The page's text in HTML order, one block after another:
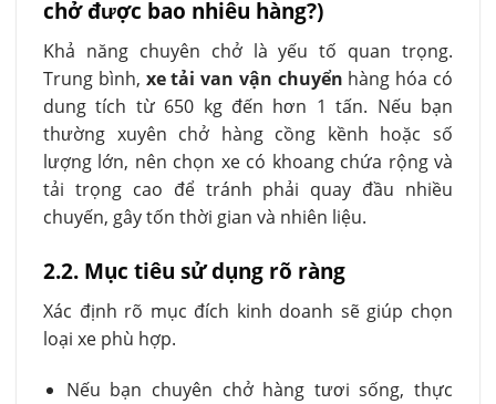
chở được bao nhiêu hàng?)
Khả năng chuyên chở là yếu tố quan trọng.
Trung bình, xe tải van vận chuyển hàng hóa có
dung tích từ 650 kg đến hơn 1 tấn. Nếu bạn
thường xuyên chở hàng cồng kềnh hoặc số
lượng lớn, nên chọn xe có khoang chứa rộng và
tải trọng cao để tránh phải quay đầu nhiều
chuyến, gây tốn thời gian và nhiên liệu.
2.2. Mục tiêu sử dụng rõ ràng
Xác định rõ mục đích kinh doanh sẽ giúp chọn
loại xe phù hợp.
Nếu bạn chuyên chở hàng tươi sống, thực